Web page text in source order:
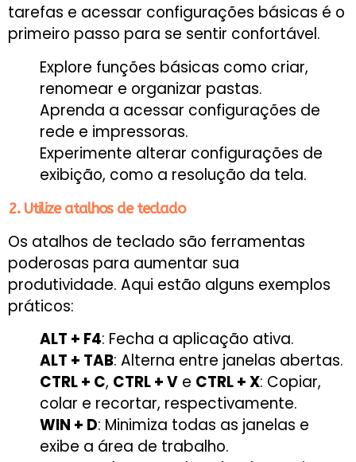
tarefas e acessar configurações básicas é o
primeiro passo para se sentir confortável.
Explore funções básicas como criar,
renomear e organizar pastas.
Aprenda a acessar configurações de
rede e impressoras.
Experimente alterar configurações de
exibição, como a resolução da tela.
2. Utilize atalhos de teclado
Os atalhos de teclado são ferramentas
poderosas para aumentar sua
produtividade. Aqui estão alguns exemplos
práticos:
ALT + F4: Fecha a aplicação ativa.
ALT + TAB: Alterna entre janelas abertas.
CTRL + C, CTRL + V e CTRL + X: Copiar,
colar e recortar, respectivamente.
WIN + D: Minimiza todas as janelas e
exibe a área de trabalho.